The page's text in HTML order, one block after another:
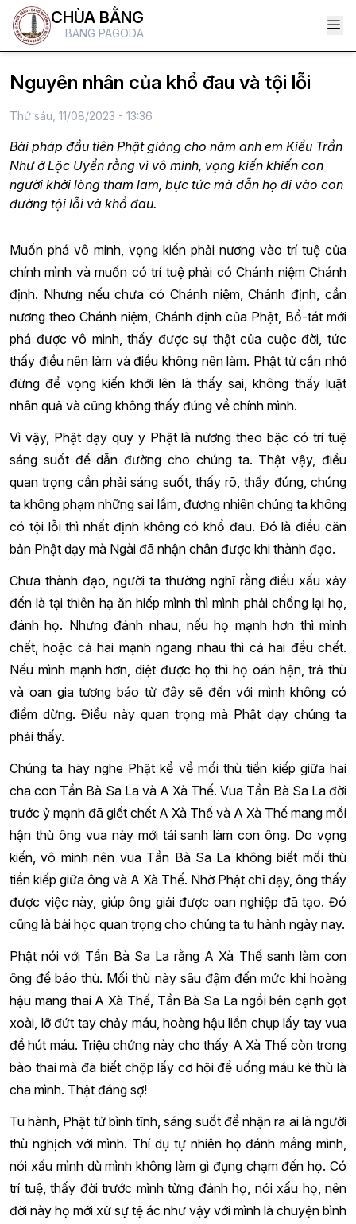
CHÙA BẰNG
BANG PAGODA
Nguyên nhân của khổ đau và tội lỗi
Thứ sáu, 11/08/2023 - 13:36
Bài pháp đầu tiên Phật giảng cho năm anh em Kiều Trần
Như ở Lộc Uyển rằng vì vô minh, vọng kiến khiến con
người khởi lòng tham lam, bực tức mà dẫn họ đi vào con
đường tội lỗi và khổ đau.
Muốn phá vô minh, vọng kiến phải nương vào trí tuệ của
chính mình và muốn có trí tuệ phải có Chánh niệm Chánh
định. Nhưng nếu chưa có Chánh niệm, Chánh định, cần
nương theo Chánh niệm, Chánh định của Phật, Bồ-tát mới
phá được vô minh, thấy được sự thật của cuộc đời, tức
thấy điều nên làm và điều không nên làm. Phật tử cần nhớ
đừng để vọng kiến khởi lên là thấy sai, không thấy luật
nhân quả và cũng không thấy đúng về chính mình.
Vì vậy, Phật dạy quy y Phật là nương theo bậc có trí tuệ
sáng suốt để dẫn đường cho chúng ta. Thật vậy, điều
quan trọng cần phải sáng suốt, thấy rõ, thấy đúng, chúng
ta không phạm những sai lầm, đương nhiên chúng ta không
có tội lỗi thì nhất định không có khổ đau. Đó là điều căn
bản Phật dạy mà Ngài đã nhận chân được khi thành đạo.
Chưa thành đạo, người ta thường nghĩ rằng điều xấu xảy
đến là tại thiên hạ ăn hiếp mình thì mình phải chống lại họ,
đánh họ. Nhưng đánh nhau, nếu họ mạnh hơn thì mình
chết, hoặc cả hai mạnh ngang nhau thì cả hai đều chết.
Nếu mình mạnh hơn, diệt được họ thì họ oán hận, trả thù
và oan gia tương báo từ đây sẽ đến với mình không có
điểm dừng. Điều này quan trọng mà Phật dạy chúng ta
phải thấy.
Chúng ta hãy nghe Phật kể về mối thù tiền kiếp giữa hai
cha con Tần Bà Sa La và A Xà Thế. Vua Tần Bà Sa La đời
trước ỷ mạnh đã giết chết A Xà Thế và A Xà Thế mang mối
hận thù ông vua này mới tái sanh làm con ông. Do vọng
kiến, vô minh nên vua Tần Bà Sa La không biết mối thù
tiền kiếp giữa ông và A Xà Thế. Nhờ Phật chỉ dạy, ông thấy
được việc này, giúp ông giải được oan nghiệp đã tạo. Đó
cũng là bài học quan trọng cho chúng ta tu hành ngày nay.
Phật nói với Tần Bà Sa La rằng A Xà Thế sanh làm con
ông để báo thù. Mối thù này sâu đậm đến mức khi hoàng
hậu mang thai A Xà Thế, Tần Bà Sa La ngồi bên cạnh gọt
xoài, lỡ đứt tay chảy máu, hoàng hậu liền chụp lấy tay vua
để hút máu. Triệu chứng này cho thấy A Xà Thế còn trong
bào thai mà đã biết chộp lấy cơ hội để uống máu kẻ thù là
cha mình. Thật đáng sợ!
Tu hành, Phật tử bình tĩnh, sáng suốt để nhận ra ai là người
thù nghịch với mình. Thí dụ tự nhiên họ đánh mắng mình,
nói xấu mình dù mình không làm gì đụng chạm đến họ. Có
trí tuệ, thấy đời trước mình từng đánh họ, nói xấu họ, nên
đời này họ mới xử sự tệ ác như vậy với mình là chuyện bình